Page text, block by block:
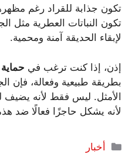
تكون جذابة للقراد رغم
تكون النباتات العطرية مثل
لإبقاء الحديقة آمنة ومحمية.
إذن، إذا كنت ترغب في
بطريقة طبيعية وفعالة، فإن
الأمثل. ليس فقط لأنه يضيف
لأنه يشكل حاجزًا فعالًا ضد
التصنيفات
أخبار